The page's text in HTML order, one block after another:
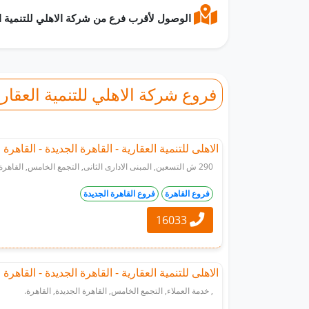
فروع شركة الاهلي للتنمية
الاهلى للتنمية العقارية - القاهرة الجديدة - القاهرة
290 ش التسعين, المبنى الادارى الثانى, التجمع الخامس, القاهرة الجديدة, القاهرة.
فروع القاهرة فروع القاهرة الجديدة
الاهلى للتنمية العقارية - القاهرة الجديدة - القاهرة
, خدمة العملاء, التجمع الخامس, القاهرة الجديدة, القاهرة.